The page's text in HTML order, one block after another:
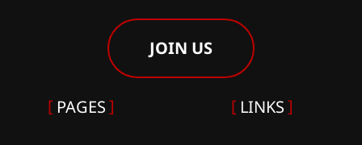
JOIN US
PAGES LINKS